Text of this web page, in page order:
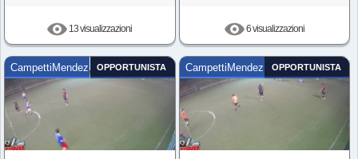
13 visualizzazioni 6 visualizzazioni
CampettiMendez OPPORTUNISTA CampettiMendez OPPORTUNISTA